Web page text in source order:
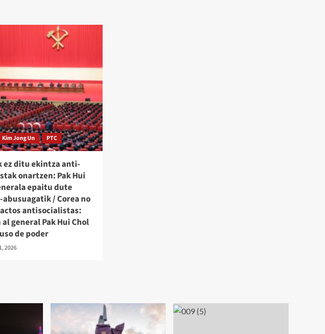
Kim Jong Un PTC
ez ditu ekintza anti-
onartzen: Pak Hui
epaitu dute
/ Corea no
antisocialistas:
general Pak Hui Chol
de poder
2026